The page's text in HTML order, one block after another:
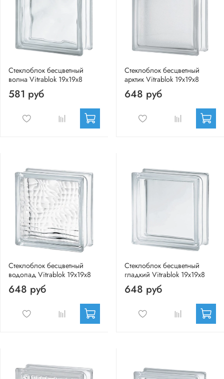
Стеклоблок бесцветный
волна Vitrablok 19х19х8
581 руб
Стеклоблок бесцветный
арктик Vitrablok 19х19х8
648 руб
Стеклоблок бесцветный
водопад Vitrablok 19х19х8
648 руб
Стеклоблок бесцветный
гладкий Vitrablok 19х19х8
648 руб